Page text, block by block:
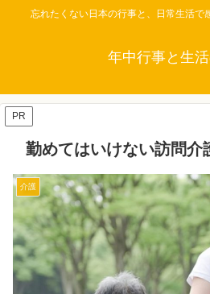
忘れたくない日本の行事と、日常生活で
年中行事と生
PR
勤めてはいけない訪問介
介護